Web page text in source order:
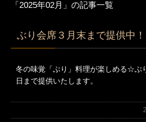
「2025年02月」の記事一覧
ぶり会席３月末まで提供中！
冬の味覚「ぶり」料理が楽しめる☆
日まで提供いたします。